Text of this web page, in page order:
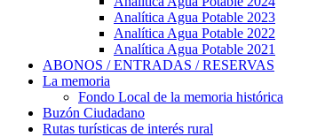
Analítica Agua Potable 2023
Analítica Agua Potable 2022
Analítica Agua Potable 2021
ABONOS / ENTRADAS / RESERVAS
La memoria
Fondo Local de la memoria histórica
Buzón Ciudadano
Rutas turísticas de interés rural